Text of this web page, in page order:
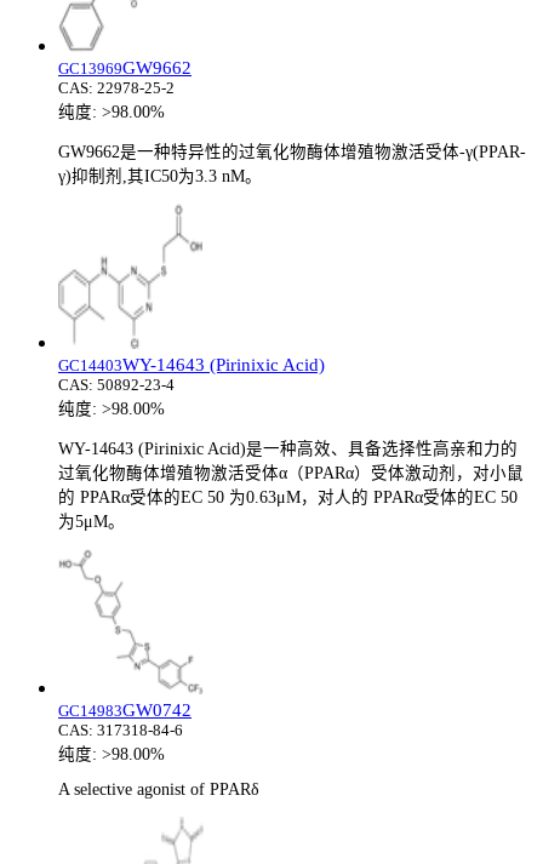
GC13969GW9662
CAS: 22978-25-2
纯度: >98.00%
GW9662是一种特异性的过氧化物酶体增殖物激活受体-γ(PPAR-
γ)抑制剂,其IC50为3.3 nM。
GC14403WY-14643 (Pirinixic Acid)
CAS: 50892-23-4
纯度: >98.00%
WY-14643 (Pirinixic Acid)是一种高效、具备选择性高亲和力的
过氧化物酶体增殖物激活受体α（PPARα）受体激动剂，对小鼠
的 PPARα受体的EC 50 为0.63μM，对人的 PPARα受体的EC 50
为5μM。
GC14983GW0742
CAS: 317318-84-6
纯度: >98.00%
A selective agonist of PPARδ